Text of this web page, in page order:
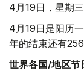
4月19日，星期三
4月19日是阳历
年的结束还有256
世界各国/地区节